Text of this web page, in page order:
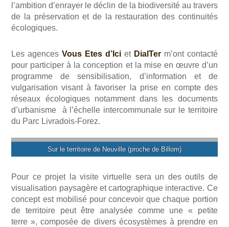
l’ambition d’enrayer le déclin de la biodiversité au travers
de la préservation et de la restauration des continuités
écologiques.
Les agencesVous Etes d’Ici et DialTerm’ont contacté
pour participer à la conception et la mise en œuvre d’un
programme de sensibilisation, d’information et de
vulgarisation visant à favoriser la prise en compte des
réseaux écologiques notamment dans les documents
d’urbanisme à l’échelle intercommunale sur le territoire
du Parc Livradois-Forez.
Sur le territoire de Neuville (proche de Billom)
Pour ce projet la visite virtuelle sera un des outils de
visualisation paysagère et cartographique interactive. Ce
concept est mobilisé pour concevoir que chaque portion
de territoire peut être analysée comme une « petite
terre », composée de divers écosystèmes à prendre en